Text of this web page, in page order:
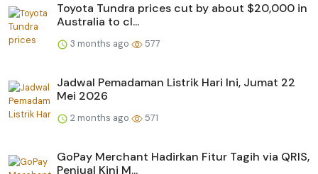
Toyota Tundra prices cut by about $20,000 in
Australia to cl...
3 months ago 577
Jadwal Pemadaman Listrik Hari Ini, Jumat 22
Mei 2026
2 months ago 571
GoPay Merchant Hadirkan Fitur Tagih via QRIS,
Penjual Kini M...